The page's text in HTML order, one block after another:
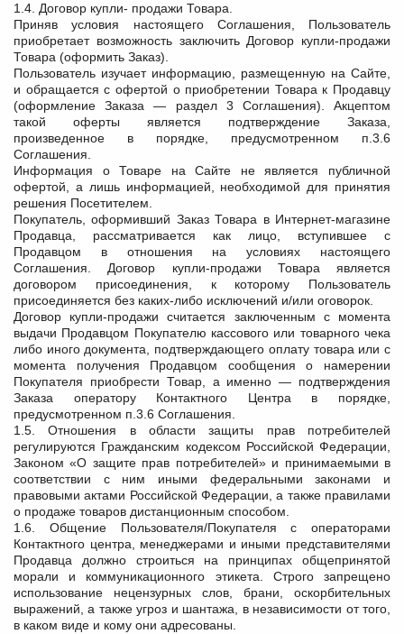
1.4. Договор купли- продажи Товара.
Приняв условия настоящего Соглашения, Пользователь
приобретает возможность заключить Договор купли-продажи
Товара (оформить Заказ).
Пользователь изучает информацию, размещенную на Сайте,
и обращается с офертой о приобретении Товара к Продавцу
(оформление Заказа — раздел 3 Соглашения). Акцептом
такой оферты является подтверждение Заказа,
произведенное в порядке, предусмотренном п.3.6
Соглашения.
Информация о Товаре на Сайте не является публичной
офертой, а лишь информацией, необходимой для принятия
решения Посетителем.
Покупатель, оформивший Заказ Товара в Интернет-магазине
Продавца, рассматривается как лицо, вступившее с
Продавцом в отношения на условиях настоящего
Соглашения. Договор купли-продажи Товара является
договором присоединения, к которому Пользователь
присоединяется без каких-либо исключений и/или оговорок.
Договор купли-продажи считается заключенным с момента
выдачи Продавцом Покупателю кассового или товарного чека
либо иного документа, подтверждающего оплату товара или с
момента получения Продавцом сообщения о намерении
Покупателя приобрести Товар, а именно — подтверждения
Заказа оператору Контактного Центра в порядке,
предусмотренном п.3.6 Соглашения.
1.5. Отношения в области защиты прав потребителей
регулируются Гражданским кодексом Российской Федерации,
Законом «О защите прав потребителей» и принимаемыми в
соответствии с ним иными федеральными законами и
правовыми актами Российской Федерации, а также правилами
о продаже товаров дистанционным способом.
1.6. Общение Пользователя/Покупателя с операторами
Контактного центра, менеджерами и иными представителями
Продавца должно строиться на принципах общепринятой
морали и коммуникационного этикета. Строго запрещено
использование нецензурных слов, брани, оскорбительных
выражений, а также угроз и шантажа, в независимости от того,
в каком виде и кому они адресованы.